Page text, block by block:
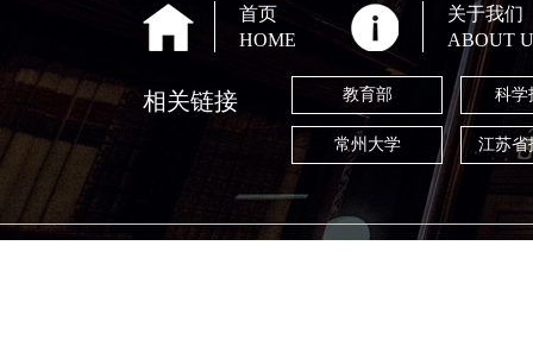
首页
HOME
关于我们
ABOUT
相关链接 教育部 科学
常州大学 江苏省